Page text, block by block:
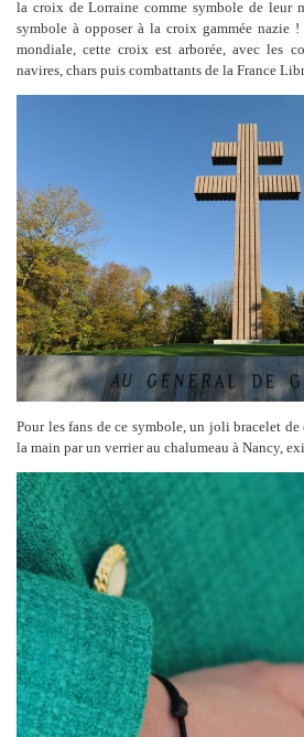
la croix de Lorraine comme symbole de leur
symbole à opposer à la croix gammée nazie
mondiale, cette croix est arborée, avec les
navires, chars puis combattants de la France
Pour les fans de ce symbole, un joli bracelet
la main par un verrier au chalumeau à Nancy,